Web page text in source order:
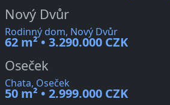
Nový Dvůr
Rodinný dom, Nový Dvůr
62 m² • 3.290.000 CZK
Oseček
Chata, Oseček
50 m² • 2.999.000 CZK